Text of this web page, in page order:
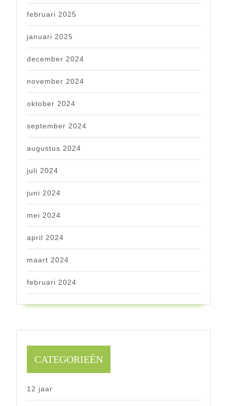
februari 2025
januari 2025
december 2024
november 2024
oktober 2024
september 2024
augustus 2024
juli 2024
juni 2024
mei 2024
april 2024
maart 2024
februari 2024
CATEGORIEËN
12 jaar